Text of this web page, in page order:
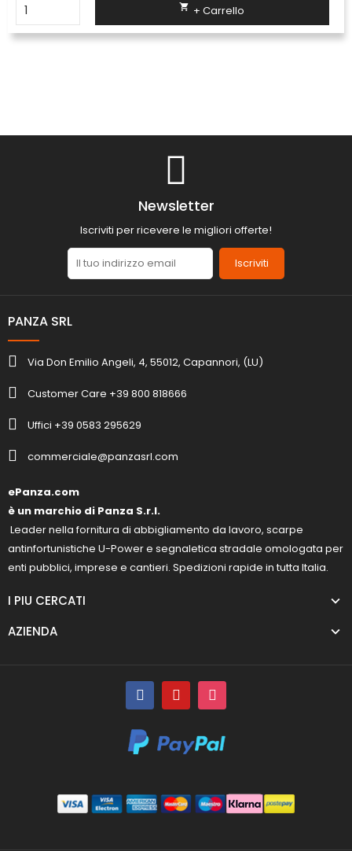
 + Carrello
Newsletter
Iscriviti per ricevere le migliori offerte!
Iscriviti
PANZA SRL
Via Don Emilio Angeli, 4, 55012, Capannori, (LU)
Customer Care +39 800 818666
Uffici +39 0583 295629
commerciale@panzasrl.com
ePanza.com
è un marchio di Panza S.r.l.
Leader nella fornitura di abbigliamento da lavoro, scarpe
antinfortunistiche U-Power e segnaletica stradale omologata per
enti pubblici, imprese e cantieri. Spedizioni rapide in tutta Italia.
I PIU CERCATI
AZIENDA